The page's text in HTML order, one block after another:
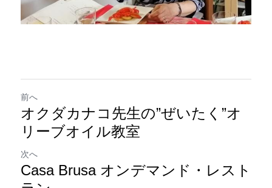
前へ
オクダカナコ先生の”ぜいたく”オ
リーブオイル教室
次へ
Casa Brusa オンデマンド・レスト